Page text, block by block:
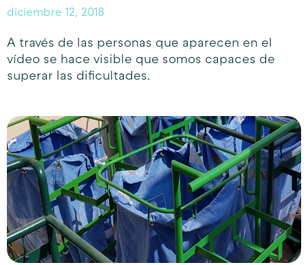
diciembre 12, 2018
A través de las personas que aparecen en el
vídeo se hace visible que somos capaces de
superar las dificultades.